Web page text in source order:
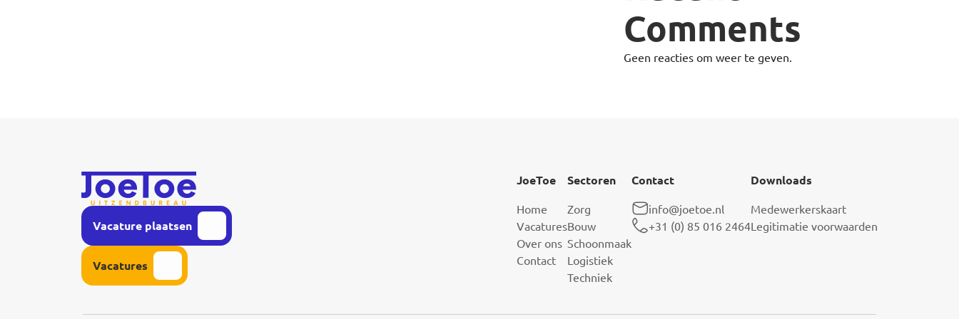
Comments
Geen reacties om weer te geven.
Vacature plaatsen
Vacatures
JoeToe
Home
Vacatures
Over ons
Contact
Sectoren
Zorg
Bouw
Schoonmaak
Logistiek
Techniek
Contact
info@joetoe.nl
+31 (0) 85 016 2464
Downloads
Medewerkerskaart
Legitimatie voorwaarden